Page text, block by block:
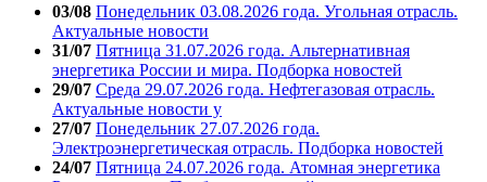
03/08 Понедельник 03.08.2026 года. Угольная отрасль.
Актуальные новости
31/07 Пятница 31.07.2026 года. Альтернативная
энергетика России и мира. Подборка новостей
29/07 Среда 29.07.2026 года. Нефтегазовая отрасль.
Актуальные новости у
27/07 Понедельник 27.07.2026 года.
Электроэнергетическая отрасль. Подборка новостей
24/07 Пятница 24.07.2026 года. Атомная энергетика